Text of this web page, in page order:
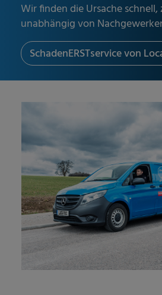
Wir finden die Ursache
unabhängig von
SchadenERSTservice von